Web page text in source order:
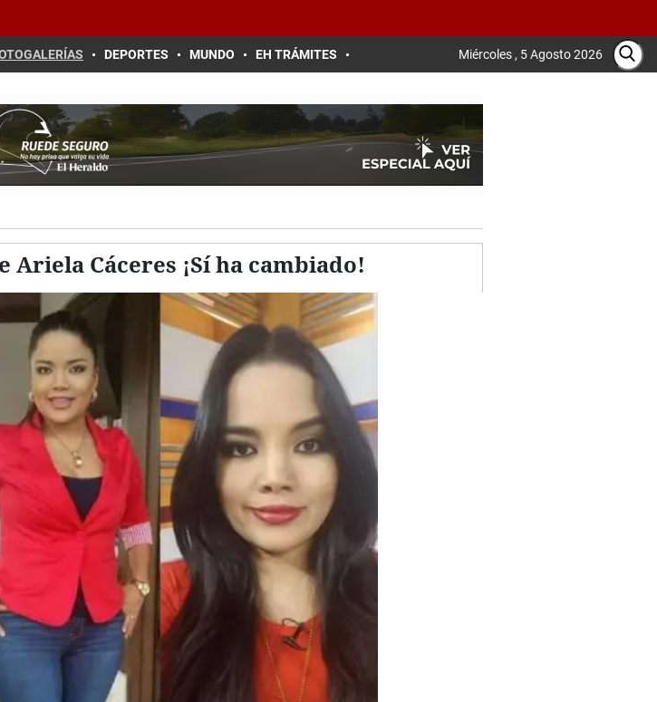
DEPORTES MUNDO EH TRÁMITES Miércoles , 5 Agosto 2026
Ariela Cáceres ¡Sí ha cambiado!